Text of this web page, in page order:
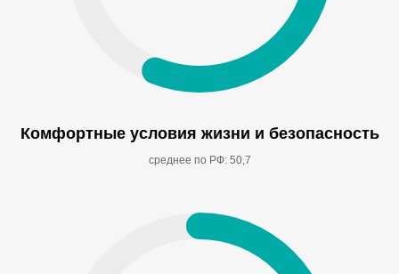
Комфортные условия жизни и безопасность
среднее по РФ: 50,7